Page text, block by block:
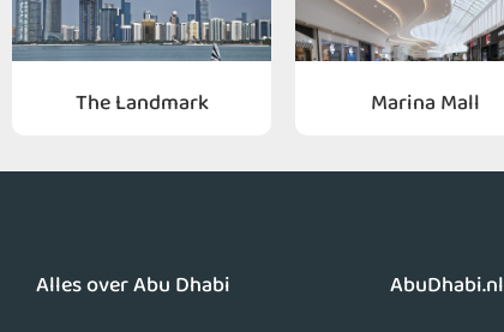
The Landmark Marina Mall
Alles over Abu Dhabi AbuDhabi.nl